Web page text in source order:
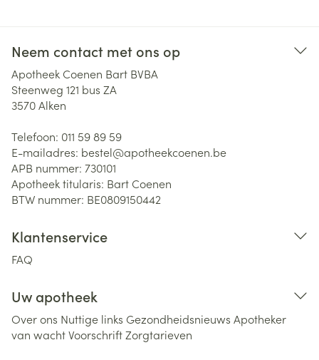
Neem contact met ons op
Apotheek Coenen Bart BVBA
Steenweg 121 bus ZA
3570Alken
Telefoon: 011 59 89 59
E-mailadres: bestel@apotheekcoenen.be
APB nummer: 730101
Apotheek titularis: Bart Coenen
BTW nummer: BE0809150442
Klantenservice
FAQ
Uw apotheek
Over ons Nuttige links Gezondheidsnieuws Apotheker
van wachtVoorschriftZorgtarieven